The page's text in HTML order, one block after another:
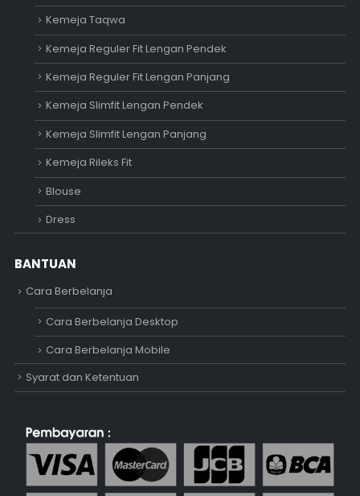
Kemeja Taqwa
Kemeja Reguler Fit Lengan Pendek
Kemeja Reguler Fit Lengan Panjang
Kemeja Slimfit Lengan Pendek
Kemeja Slimfit Lengan Panjang
Kemeja Rileks Fit
Blouse
Dress
BANTUAN
Cara Berbelanja
Cara Berbelanja Desktop
Cara Berbelanja Mobile
Syarat dan Ketentuan